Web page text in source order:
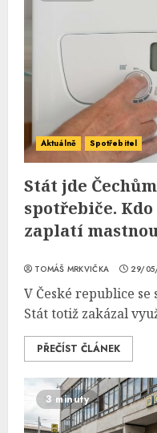
Aktuálně Spotřebitel
Stát jde
spotřebiče.
zaplatí
TOMÁŠ MRKVIČKA 29/
V České republice
Stát totiž zakázal
PŘEČÍST ČLÁNEK
3 minuty